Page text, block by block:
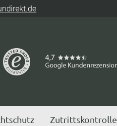
Zutrittskontrolle